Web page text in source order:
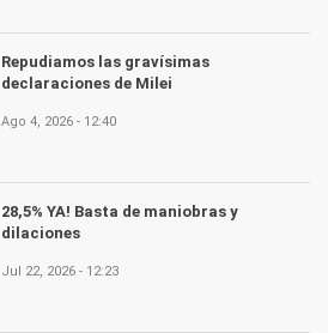
Repudiamos las gravísimas
declaraciones de Milei
Ago 4, 2026 - 12:40
28,5% YA! Basta de maniobras y
dilaciones
Jul 22, 2026 - 12:23